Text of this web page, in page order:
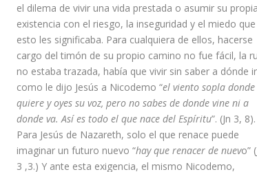
el dilema de vivir una vida prestada o asumir su
existencia con el riesgo, la inseguridad y el miedo que
esto les significaba. Para cualquiera de ellos, hacerse
cargo del timón de su propio camino no fue fácil, la
no estaba trazada, había que vivir sin saber a dónde
como le dijo Jesús a Nicodemo “el viento sopla donde
quiere y oyes su voz, pero no sabes de donde vine ni a
donde va. Así es todo el que nace del Espíritu”. (Jn 3, 8).
Para Jesús de Nazareth, solo el que renace puede
imaginar un futuro nuevo “hay que renacer de nuevo”
3 ,3.) Y ante esta exigencia, el mismo Nicodemo,